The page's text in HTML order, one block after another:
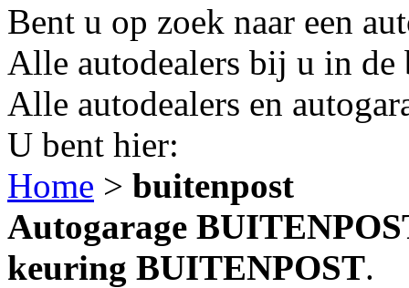
Bent u op zoek naar een
Alle autodealers bij u in
Alle autodealers en
U bent hier:
Home > buitenpost
Autogarage
keuring BUITENPOST.